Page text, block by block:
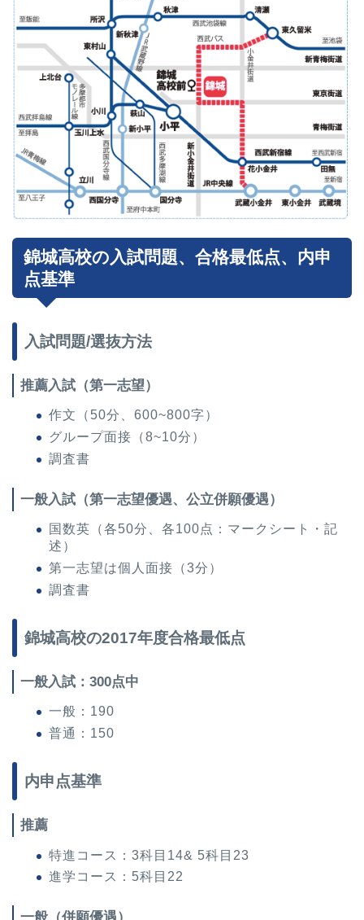
錦城高校の入試問題、合格最低点、内申
点基準
入試問題/選抜方法
推薦入試（第一志望）
作文（50分、600~800字）
グループ面接（8~10分）
調査書
一般入試 （第一志望優遇、公立併願優遇）
国数英（各50分、各100点：マークシート・記
述）
第一志望は個人面接（3分）
調査書
錦城高校の2017年度合格最低点
一般入試：300点中
一般：190
普通：150
内申点基準
推薦
特進コース：3科目14& 5科目23
進学コース：5科目22